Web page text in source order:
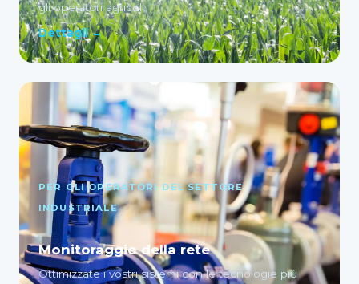
gli operatori agricoli
Dettagli →
PER GLI OPERATORI DEL SETTORE
INDUSTRIALE
Monitoraggio della rete
Ottimizzate i vostri sistemi con le tecnologie più